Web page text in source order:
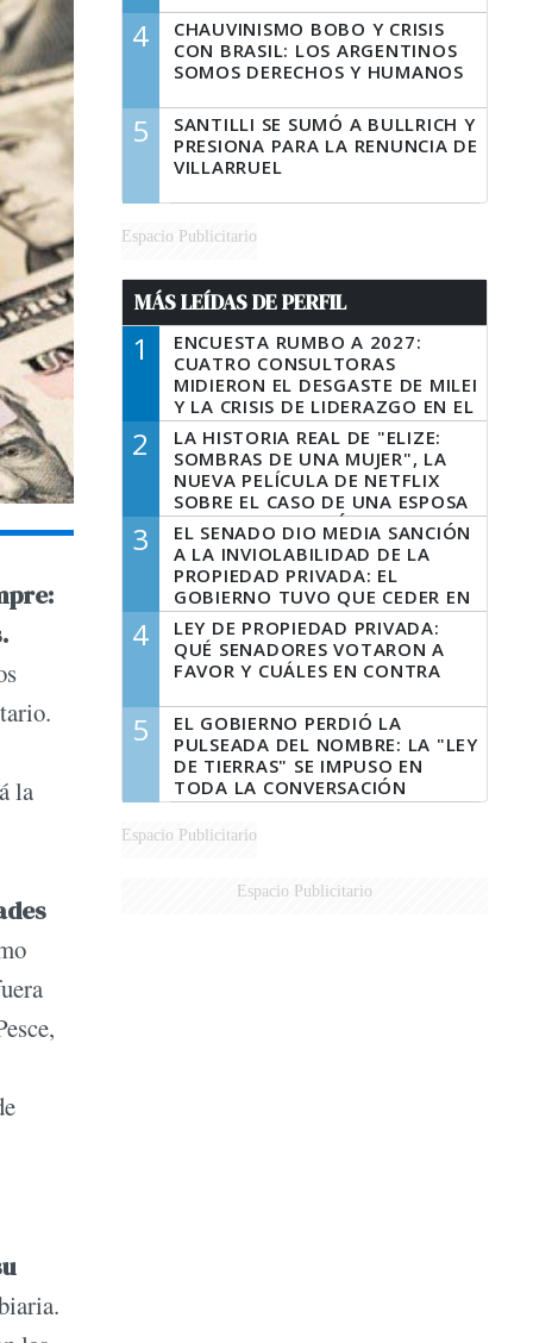
la
4
CHAUVINISMO BOBO Y CRISIS
CON BRASIL: LOS ARGENTINOS
SOMOS DERECHOS Y HUMANOS
5
SANTILLI SE SUMÓ A BULLRICH Y
PRESIONA PARA LA RENUNCIA DE
VILLARRUEL
Espacio Publicitario
MÁS LEÍDAS DE PERFIL
1
ENCUESTA RUMBO A 2027:
CUATRO CONSULTORAS
MIDIERON EL DESGASTE DE MILEI
Y LA CRISIS DE LIDERAZGO EN EL
PERONISMO
2
LA HISTORIA REAL DE "ELIZE:
SOMBRAS DE UNA MUJER", LA
NUEVA PELÍCULA DE NETFLIX
SOBRE EL CASO DE UNA ESPOSA
QUE DESCUARTIZÓ A SU
MARIDO
3
EL SENADO DIO MEDIA SANCIÓN
A LA INVIOLABILIDAD DE LA
PROPIEDAD PRIVADA: EL
GOBIERNO TUVO QUE CEDER EN
LA LEY DEL MANEJO DEL FUEGO
4
LEY DE PROPIEDAD PRIVADA:
QUÉ SENADORES VOTARON A
FAVOR Y CUÁLES EN CONTRA
5
EL GOBIERNO PERDIÓ LA
PULSEADA DEL NOMBRE: LA "LEY
DE TIERRAS" SE IMPUSO EN
TODA LA CONVERSACIÓN
DIGITAL
Espacio Publicitario
Espacio Publicitario